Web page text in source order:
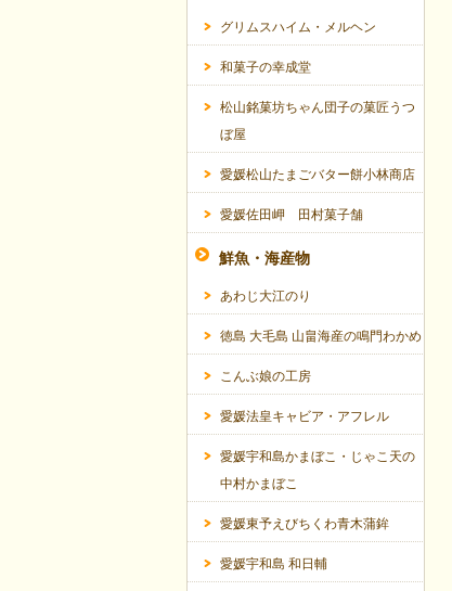
グリムスハイム・メルヘン
和菓子の幸成堂
松山銘菓坊ちゃん団子の菓匠うつ
ぼ屋
愛媛松山たまごバター餅小林商店
愛媛佐田岬 田村菓子舗
鮮魚・海産物
あわじ大江のり
徳島 大毛島 山畠海産の鳴門わかめ
こんぶ娘の工房
愛媛法皇キャビア・アフレル
愛媛宇和島かまぼこ・じゃこ天の
中村かまぼこ
愛媛東予えびちくわ青木蒲鉾
愛媛宇和島 和日輔